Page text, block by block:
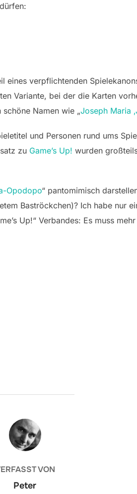
eines verpflichtenden
Variante, bei der die Karten
Namen wie „Joseph Maria
und Personen rund ums
zu Game’s Up! wurden
Opodopo“ pantomimisch
Baströckchen)? Ich habe nur
Up!“ Verbandes: Es muss
VON
Peter